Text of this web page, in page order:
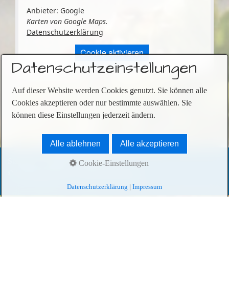
Anbieter: Google
Karten von Google Maps.
Datenschutzerklärung
Cookie aktivieren
… zurück zur SeiteÜber Sahlenburg
Kontakt
Impressum
Datenschutzeinstellungen
Auf dieser Website werden Cookies genutzt. Sie können alle
Cookies akzeptieren oder nur bestimmte auswählen. Sie
können diese Einstellungen jederzeit ändern.
Alle ablehnen Alle akzeptieren
Cookie-Einstellungen
Datenschutzerklärung | Impressum